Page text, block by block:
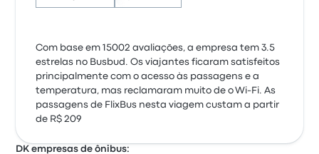
Com base em 15002 avaliações, a empresa tem 3.5
estrelas no Busbud. Os viajantes ficaram satisfeitos
principalmente com o acesso às passagens e a
temperatura, mas reclamaram muito de o Wi‑Fi. As
passagens de FlixBus nesta viagem custam a partir
de R$ 209
DK empresas de ônibus: